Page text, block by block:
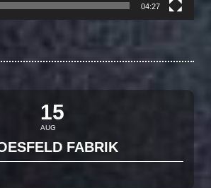
04:27
15
AUG
FABRIK